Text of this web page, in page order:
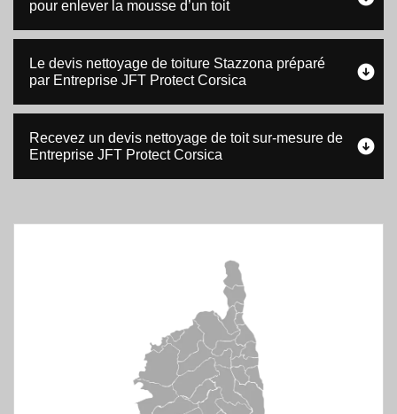
pour enlever la mousse d’un toit
Le devis nettoyage de toiture Stazzona préparé
par Entreprise JFT Protect Corsica
Recevez un devis nettoyage de toit sur-mesure de
Entreprise JFT Protect Corsica